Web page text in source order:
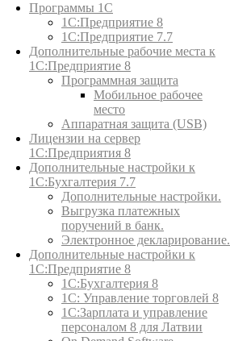
Программы 1С
1С:Предприятие 8
1С:Предприятие 7.7
Дополнительные рабочие места к
1С:Предприятие 8
Программная защита
Мобильное рабочее
место
Аппаратная защита (USB)
Лицензии на сервер
1С:Предприятия 8
Дополнительные настройки к
1С:Бухгалтерия 7.7
Дополнительные настройки.
Выгрузка платежных
поручений в банк.
Электронное декларирование.
Дополнительные настройки к
1С:Предприятие 8
1С:Бухгалтерия 8
1C: Управление торговлей 8
1С:Зарплата и управление
персоналом 8 для Латвии